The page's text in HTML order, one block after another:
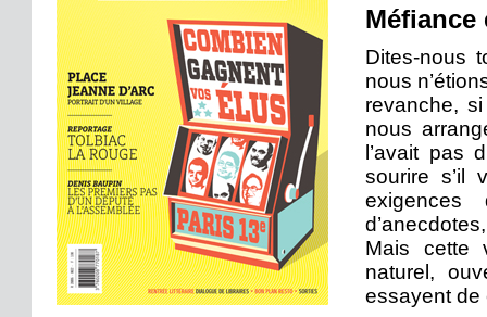
Méfiance
Dites-nous
nous
revanche,
nous
l’avait pas
sourire s’il
exigences
Mais cette
naturel,
essayent de